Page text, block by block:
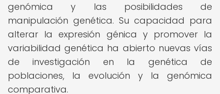
genómica y las posibilidades de
manipulación genética. Su capacidad para
alterar la expresión génica y promover la
variabilidad genética ha abierto nuevas vías
de investigación en la genética de
poblaciones, la evolución y la genómica
comparativa.